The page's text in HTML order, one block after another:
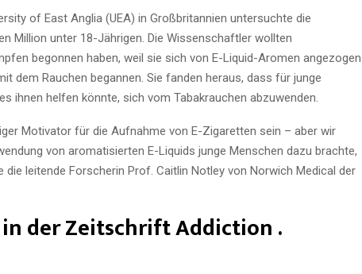
of East Anglia (UEA) in Großbritannien untersuchte die
Million unter 18-Jährigen. Die Wissenschaftler wollten
begonnen haben, weil sie sich von E-Liquid-Aromen angezogen
dem Rauchen begannen. Sie fanden heraus, dass für junge
ihnen helfen könnte, sich vom Tabakrauchen abzuwenden.
Motivator für die Aufnahme von E-Zigaretten sein – aber wir
von aromatisierten E-Liquids junge Menschen dazu brachte,
die leitende Forscherin Prof. Caitlin Notley von Norwich Medical der
der Zeitschrift Addiction .